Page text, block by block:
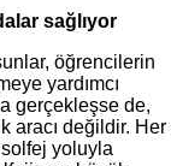
sağlıyor
öğrencilerin
yardımcı
gerçekleşse de,
aracı değildir. Her
yoluyla